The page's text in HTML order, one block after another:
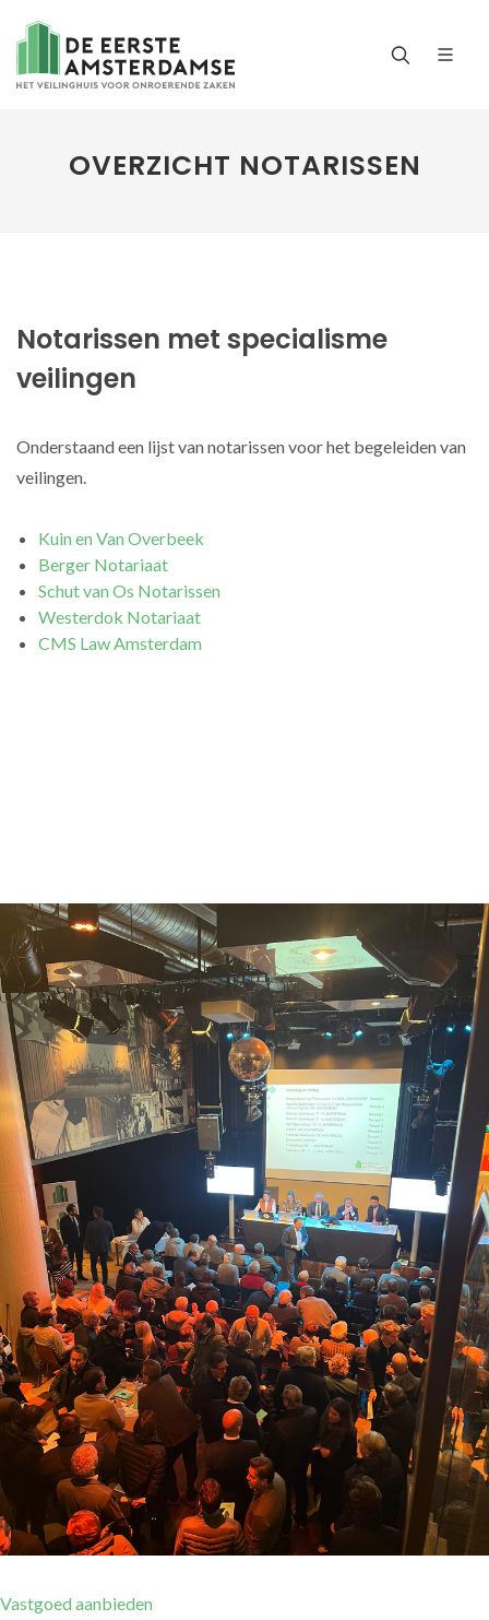
OVERZICHT NOTARISSEN
Notarissen met specialisme
veilingen
Onderstaand een lijst van notarissen voor het begeleiden van
veilingen.
Kuin en Van Overbeek
Berger Notariaat
Schut van Os Notarissen
Westerdok Notariaat
CMS Law Amsterdam
Vastgoed aanbieden